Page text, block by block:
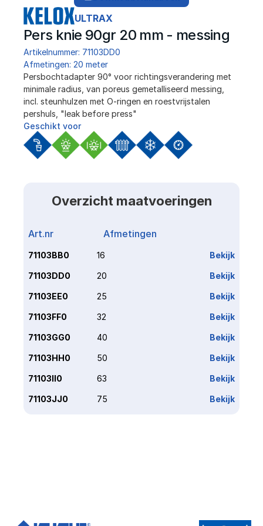
ULTRAX
Pers knie 90gr 20 mm - messing
Artikelnummer: 71103DD0
Afmetingen: 20 meter
Persbochtadapter 90° voor richtingsverandering met
minimale radius, van poreus gemetalliseerd messing,
incl. steunhulzen met O-ringen en roestvrijstalen
pershuls, "leak before press"
Geschikt voor
Overzicht maatvoeringen
Art.nr Afmetingen
71103BB0 16 Bekijk
71103DD0 20 Bekijk
71103EE0 25 Bekijk
71103FF0 32 Bekijk
71103GG0 40 Bekijk
71103HH0 50 Bekijk
71103II0 63 Bekijk
71103JJ0 75 Bekijk